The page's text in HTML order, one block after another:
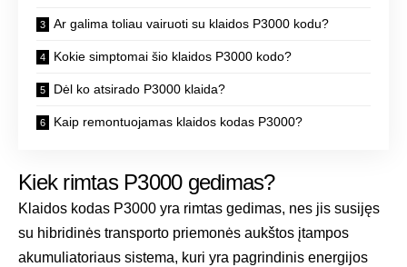
Ar galima toliau vairuoti su klaidos P3000 kodu?
Kokie simptomai šio klaidos P3000 kodo?
Dėl ko atsirado P3000 klaida?
Kaip remontuojamas klaidos kodas P3000?
Kiek rimtas P3000 gedimas?
Klaidos kodas P3000 yra rimtas gedimas, nes jis susijęs
su hibridinės transporto priemonės aukštos įtampos
akumuliatoriaus sistema, kuri yra pagrindinis energijos